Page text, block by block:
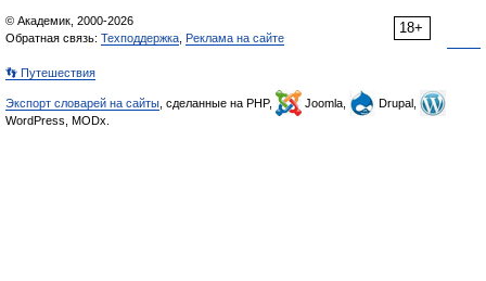
18+
© Академик, 2000-2026
Обратная связь: Техподдержка Реклама на сайте
👣 Путешествия
Экспорт словарей на сайты , сделанные на PHP, Joomla,
Drupal,
WordPress, MODx.